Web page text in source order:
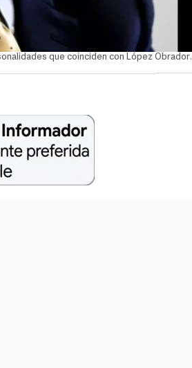
que coinciden con López Obrador.